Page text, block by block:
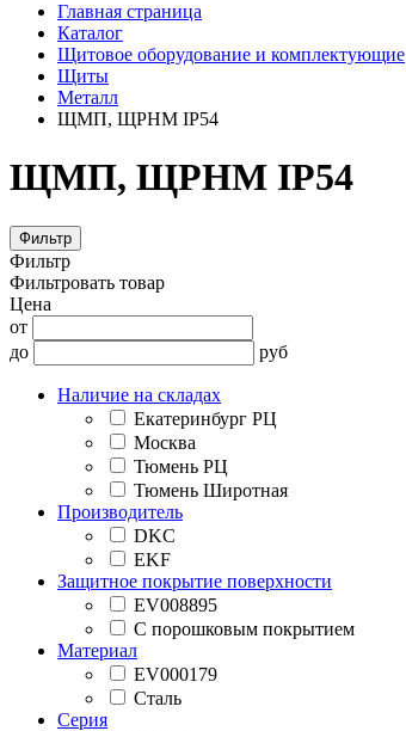
Главная страница
Каталог
Щитовое оборудование и комплектующие
Щиты
Металл
ЩМП, ЩРНМ IP54
ЩМП, ЩРНМ IP54
Фильтр
Фильтр
Фильтровать товар
Цена
от
до
руб
Наличие на складах
Екатеринбург РЦ
Москва
Тюмень РЦ
Тюмень Широтная
Производитель
DKC
EKF
Защитное покрытие поверхности
EV008895
С порошковым покрытием
Материал
EV000179
Сталь
Серия